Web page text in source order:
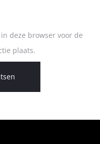
deze browser voor de
plaats.